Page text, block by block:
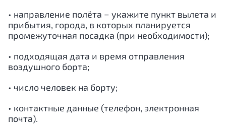
• направление полёта − укажите пункт вылета и
прибытия, города, в которых планируется
промежуточная посадка (при необходимости);
• подходящая дата и время отправления
воздушного борта;
• число человек на борту;
• контактные данные (телефон, электронная
почта).